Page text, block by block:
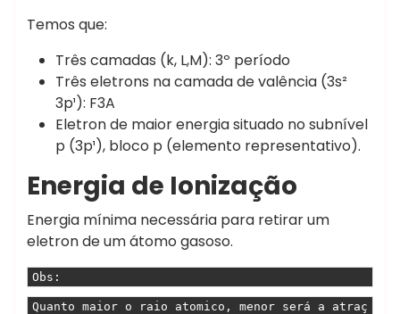
Temos que:
Três camadas (k, L,M): 3º período
Três eletrons na camada de valência (3s²
3p¹): F3A
Eletron de maior energia situado no subnível
p (3p¹), bloco p (elemento representativo).
Energia de Ionização
Energia mínima necessária para retirar um
eletron de um átomo gasoso.
Obs:
Quanto maior o raio atomico, menor será a atraç